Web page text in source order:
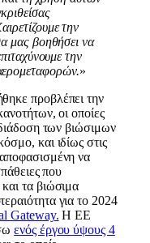
την
μας βοηθήσει να
την
»
προβλέπει την
οι οποίες
των βιώσιμων
και ιδίως στις
να
που
τα βιώσιμα
για το 2024
Gateway. Η ΕΕ
ενός έργου ύψους 4